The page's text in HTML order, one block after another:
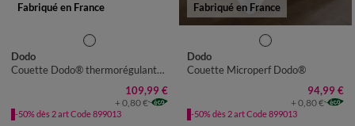
Fabriqué en France
Dodo
Couette Dodo® thermorégulante Suprelle Climat 300 g/m²
109,99 €
+ 0,80 €
-50% dès 2 art Code 899013
Fabriqué en France
COUETTE 1 PERS : 140X200
COUETTE 1-2 PERS :
COUETTE 2 PERS : 220X240
CM
Dodo
Couette Microperf Dodo®
94,99 €
+ 0,80 €
-50% dès 2 art Code 899013